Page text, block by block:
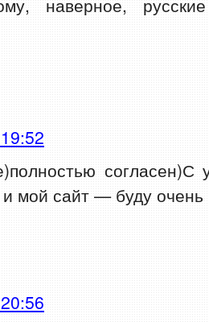
наверное,
согласен)С
и мой сайт — буду